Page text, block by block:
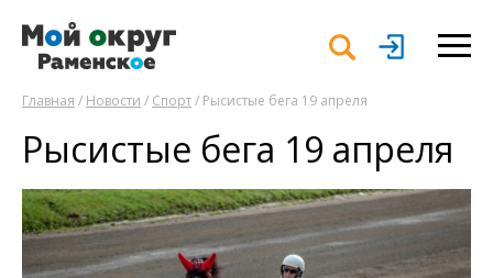
Главная / Новости / Спорт/ Рысистые бега 19 апреля
Рысистые бега 19 апреля